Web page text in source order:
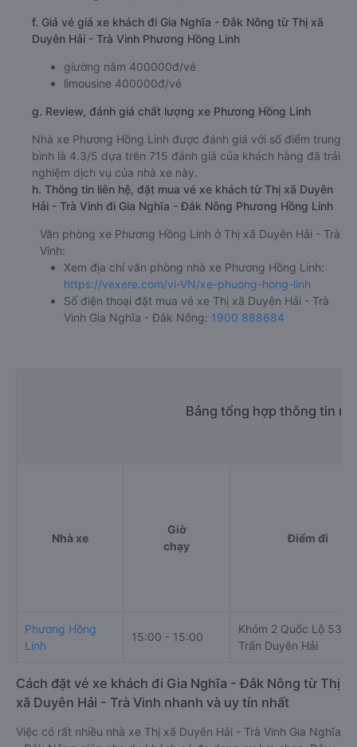
f. Giá vé giá xe khách đi Gia Nghĩa - Đắk Nông từ Thị xã
Duyên Hải - Trà Vinh Phương Hồng Linh
giường nằm 400000đ/vé
limousine 400000đ/vé
g. Review, đánh giá chất lượng xe Phương Hồng Linh
Nhà xe Phương Hồng Linh được đánh giá với số điểm trung
bình là 4.3/5 dựa trên 715 đánh giá của khách hàng đã trải
nghiệm dịch vụ của nhà xe này.
h. Thông tin liên hệ, đặt mua vé xe khách từ Thị xã Duyên
Hải - Trà Vinh đi Gia Nghĩa - Đắk Nông Phương Hồng Linh
Văn phòng xe Phương Hồng Linh ở Thị xã Duyên Hải - Trà
Vinh:
Xem địa chỉ văn phòng nhà xe Phương Hồng Linh:
https://vexere.com/vi-VN/xe-phuong-hong-linh
Số điện thoại đặt mua vé xe Thị xã Duyên Hải - Trà
Vinh Gia Nghĩa - Đắk Nông: 1900 888684
Bảng tổng hợp thông tin
Nhà xe
Giờ
chạy
Điểm đi
Phương Hồng
Linh
15:00 - 15:00
Khóm 2 Quốc Lộ 53 -
Trấn Duyên Hải
Cách đặt vé xe khách đi Gia Nghĩa - Đắk Nông từ Thị
xã Duyên Hải - Trà Vinh nhanh và uy tín nhất
Việc có rất nhiều nhà xe Thị xã Duyên Hải - Trà Vinh Gia Nghĩa